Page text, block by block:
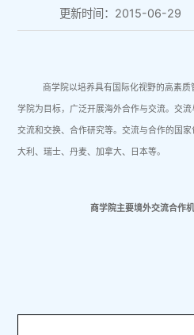
更新时间：2015-06-29
商学院以培养具有国际化视野的高素
学院为目标，广泛开展海外合作与交流。交
交流和交换、合作研究等。交流与合作的国
大利、瑞士、丹麦、加拿大、日本等。
商学院主要境外交流合作